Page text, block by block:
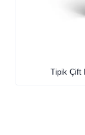
Tipik Çift